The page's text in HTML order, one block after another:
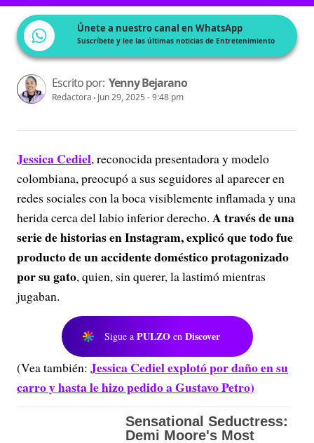
Únete a nuestro canal en WhatsApp
Suscríbete y lee las últimas noticias de Entretenimiento
Escrito por: Yenny Bejarano
Redactora Jun 29, 2025 - 9:48 pm
Jessica Cediel, reconocida presentadora y modelo
colombiana, preocupó a sus seguidores al aparecer en
redes sociales con la boca visiblemente inflamada y una
herida cerca del labio inferior derecho. A través de una
serie de historias en Instagram, explicó que todo fue
producto de un accidente doméstico protagonizado
por su gato, quien, sin querer, la lastimó mientras
jugaban.
Sigue a PULZO en Discover
(Vea también: Jessica Cediel explotó por daño en su
carro y hasta le hizo pedido a Gustavo Petro)